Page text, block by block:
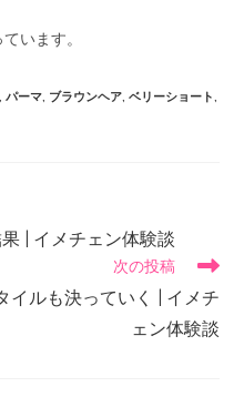
います。
, パーマ, ブラウンヘア, ベリーショート,
| イメチェン体験談
次の投稿
イルも決っていく | イメチ
ェン体験談